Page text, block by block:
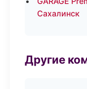
Сахалинск
Другие